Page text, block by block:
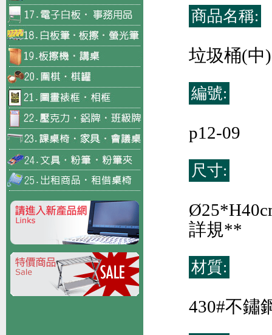
商品名稱:
垃圾桶(中)
編號:
p12-09
尺寸:
詳規**
材質:
430#不鏽